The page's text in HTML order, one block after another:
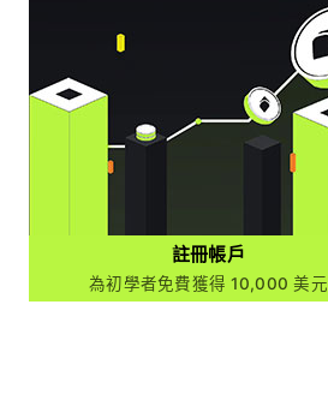
註冊帳戶
為初學者免費獲得 10,000 美元